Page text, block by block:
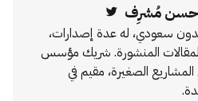
مُشرِف
سعودي، له عدة إصدارات،
المنشورة. شريك مؤسس
الصغيرة، مقيم في